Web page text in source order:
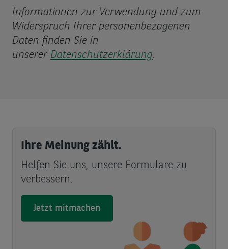
Informationen zur Verwendung und zum
Widerspruch Ihrer personenbezogenen
Daten finden Sie in
unserer Datenschutzerklärung.
Ihre Meinung zählt.
Helfen Sie uns, unsere Formulare zu
verbessern.
Jetzt mitmachen